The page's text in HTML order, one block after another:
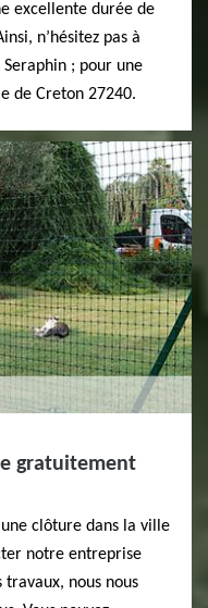
excellente durée de
n’hésitez pas à
; pour une
de Creton 27240.
gratuitement
clôture dans la ville
notre entreprise
nous nous